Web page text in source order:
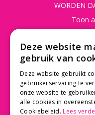
WORDEN
Toon
Deze website
gebruik van
Deze website gebruikt
gebruikerservaring te
onze website te
alle cookies in
Cookiebeleid. Lees